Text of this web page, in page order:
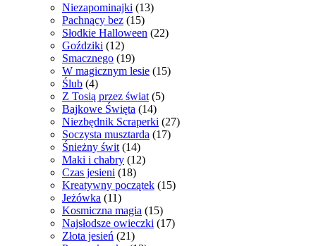
Niezapominajki (13)
Pachnący bez (15)
Słodkie Halloween (22)
Goździki (12)
Smacznego (19)
W magicznym lesie (15)
Ślub (4)
Z Tosią przez świat (5)
Bajkowe Święta (14)
Niezbędnik Scraperki (27)
Soczysta musztarda (17)
Śnieżny świt (14)
Maki i chabry (12)
Czas jesieni (18)
Kreatywny początek (15)
Jeżówka (11)
Kosmiczna magia (15)
Najsłodsze owieczki (17)
Złota jesień (21)